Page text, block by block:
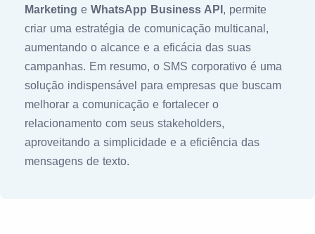
Marketing e WhatsApp Business API , permite
criar uma estratégia de comunicação multicanal,
aumentando o alcance e a eficácia das suas
campanhas. Em resumo, o SMS corporativo é uma
solução indispensável para empresas que buscam
melhorar a comunicação e fortalecer o
relacionamento com seus stakeholders,
aproveitando a simplicidade e a eficiência das
mensagens de texto.